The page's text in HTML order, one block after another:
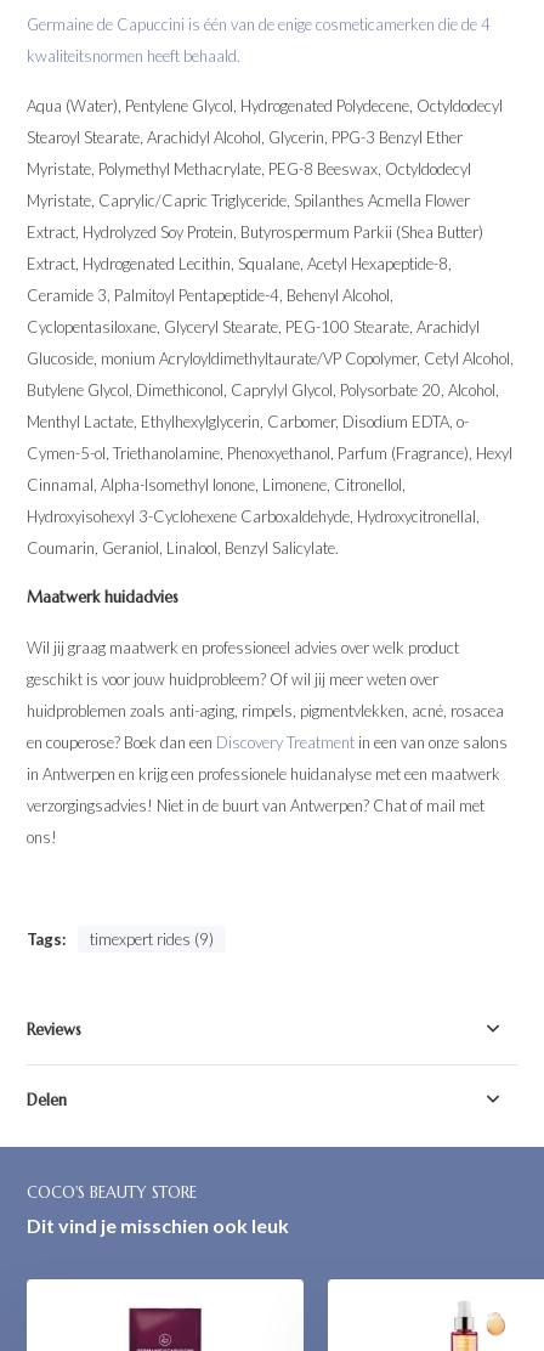
Germaine de Capuccini is één van de enige cosmeticamerken die de 4
kwaliteitsnormen heeft behaald.
Aqua (Water), Pentylene Glycol, Hydrogenated Polydecene, Octyldodecyl
Stearoyl Stearate, Arachidyl Alcohol, Glycerin, PPG-3 Benzyl Ether
Myristate, Polymethyl Methacrylate, PEG-8 Beeswax, Octyldodecyl
Myristate, Caprylic/Capric Triglyceride, Spilanthes Acmella Flower
Extract, Hydrolyzed Soy Protein, Butyrospermum Parkii (Shea Butter)
Extract, Hydrogenated Lecithin, Squalane, Acetyl Hexapeptide-8,
Ceramide 3, Palmitoyl Pentapeptide-4, Behenyl Alcohol,
Cyclopentasiloxane, Glyceryl Stearate, PEG-100 Stearate, Arachidyl
Glucoside, monium Acryloyldimethyltaurate/VP Copolymer, Cetyl Alcohol,
Butylene Glycol, Dimethiconol, Caprylyl Glycol, Polysorbate 20, Alcohol,
Menthyl Lactate, Ethylhexylglycerin, Carbomer, Disodium EDTA, o-
Cymen-5-ol, Triethanolamine, Phenoxyethanol, Parfum (Fragrance), Hexyl
Cinnamal, Alpha-Isomethyl Ionone, Limonene, Citronellol,
Hydroxyisohexyl 3-Cyclohexene Carboxaldehyde, Hydroxycitronellal,
Coumarin, Geraniol, Linalool, Benzyl Salicylate.
Maatwerk huidadvies
Wil jij graag maatwerk en professioneel advies over welk product
geschikt is voor jouw huidprobleem? Of wil jij meer weten over
huidproblemen zoals anti-aging, rimpels, pigmentvlekken, acné, rosacea
en couperose? Boek dan een Discovery Treatment in een van onze salons
in Antwerpen en krijg een professionele huidanalyse met een maatwerk
verzorgingsadvies! Niet in de buurt van Antwerpen? Chat of mail met
ons!
Tags: timexpert rides (9)
Reviews
Delen
COCO'S BEAUTY STORE
Dit vind je misschien ook leuk